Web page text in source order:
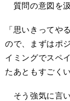
質問の意図を
「思いきってや
ので、まずはポ
イミングでスペ
たあともすごく
そう強気に言い